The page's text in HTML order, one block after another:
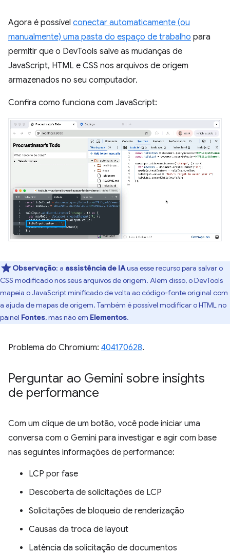
Agora é possível conectar automaticamente (ou
manualmente) uma pasta do espaço de trabalho para
permitir que o DevTools salve as mudanças de
JavaScript, HTML e CSS nos arquivos de origem
armazenados no seu computador.
Confira como funciona com JavaScript:
Observação: a assistência de IAusa esse recurso para salvar o
CSS modificado nos seus arquivos de origem. Além disso, o DevTools
mapeia o JavaScript minificado de volta ao código-fonte original com
a ajuda de mapas de origem. Também é possível modificar o HTML no
painel Fontes, mas não em Elementos.
Problema do Chromium: 404170628.
Perguntar ao Gemini sobre insights
de performance
Com um clique de um botão, você pode iniciar uma
conversa com o Gemini para investigar e agir com base
nas seguintes informações de performance:
LCP por fase
Descoberta de solicitações de LCP
Solicitações de bloqueio de renderização
Causas da troca de layout
Latência da solicitação de documentos